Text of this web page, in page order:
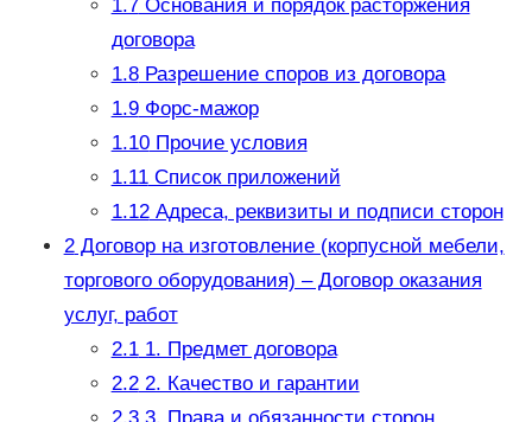
1.7Основания и порядок расторжения
договора
1.8Разрешение споров из договора
1.9Форс-мажор
1.10Прочие условия
1.11Список приложений
1.12Адреса, реквизиты и подписи сторон
2Договор на изготовление (корпусной мебели,
торгового оборудования) – Договор оказания
услуг, работ
2.11. Предмет договора
2.22. Качество и гарантии